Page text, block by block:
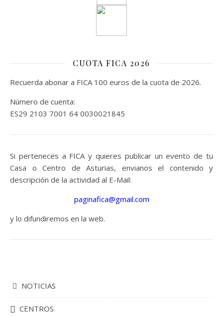
CUOTA FICA 2026
Recuerda abonar a FICA 100 euros de la cuota de 2026.
Número de cuenta:
ES29 2103 7001 64 0030021845
Si perteneces a FICA y quieres publicar un evento de tu
Casa o Centro de Asturias, envianos el contenido y
descripción de la actividad al E-Mail:
paginafica@gmail.com
y lo difundiremos en la web.
NOTICIAS
CENTROS